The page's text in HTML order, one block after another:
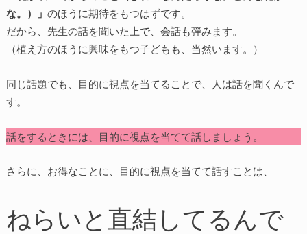
な。）」 のほうに期待をもつはずです。
だから、先生の話を聞いた上で、会話も弾みます。
（植え方のほうに興味をもつ子どもも、当然います。）
同じ話題でも、目的に視点を当てることで、人は話を聞くんで
す。
話をするときには、目的に視点を当てて話しましょう。
さらに、お得なことに、目的に視点を当てて話すことは、
ねらいと直結してるんで